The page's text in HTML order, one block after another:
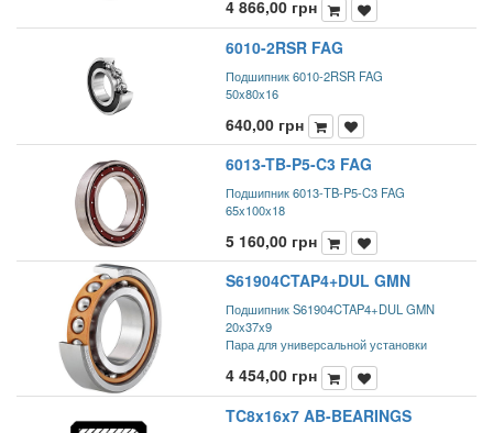
4 866,00 грн
6010-2RSR FAG
Подшипник 6010-2RSR FAG
50x80x16
640,00 грн
6013-TB-P5-C3 FAG
Подшипник 6013-TB-P5-C3 FAG
65x100x18
5 160,00 грн
S61904CTAP4+DUL GMN
Подшипник S61904CTAP4+DUL GMN
20x37x9
Пара для универсальной установки
4 454,00 грн
TC8x16x7 AB-BEARINGS